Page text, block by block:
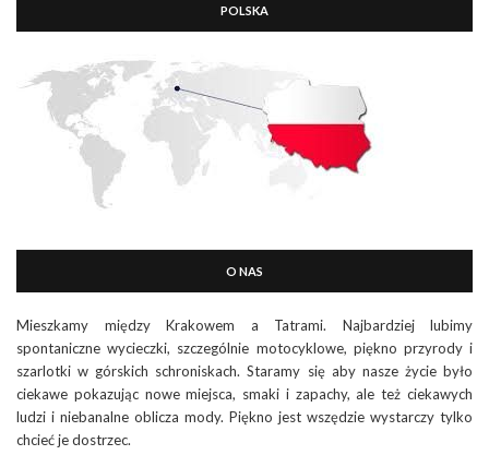
POLSKA
O NAS
Mieszkamy między Krakowem a Tatrami. Najbardziej lubimy
spontaniczne wycieczki, szczególnie motocyklowe, piękno przyrody i
szarlotki w górskich schroniskach. Staramy się aby nasze życie było
ciekawe pokazując nowe miejsca, smaki i zapachy, ale też ciekawych
ludzi i niebanalne oblicza mody. Piękno jest wszędzie wystarczy tylko
chcieć je dostrzec.